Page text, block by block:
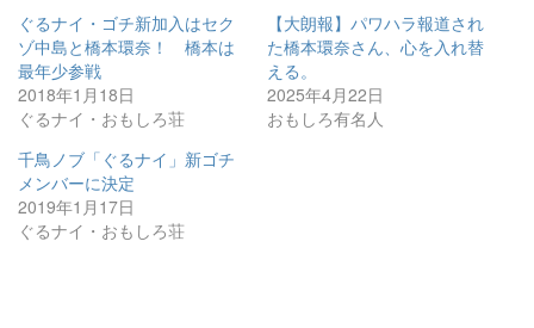
ぐるナイ・ゴチ新加入はセク
ゾ中島と橋本環奈！ 橋本は
最年少参戦
2018年1月18日
ぐるナイ・おもしろ荘
【大朗報】パワハラ報道され
た橋本環奈さん、心を入れ替
える。
2025年4月22日
おもしろ有名人
千鳥ノブ「ぐるナイ」新ゴチ
メンバーに決定
2019年1月17日
ぐるナイ・おもしろ荘